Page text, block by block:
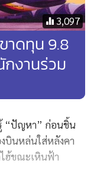
3,097
าดทุน 9.8
งานร่วม
“ปัญหา” ก่อนชิ้น
บินหล่นใส่หลังคา
ไฮ้ขณะเหินฟ้า